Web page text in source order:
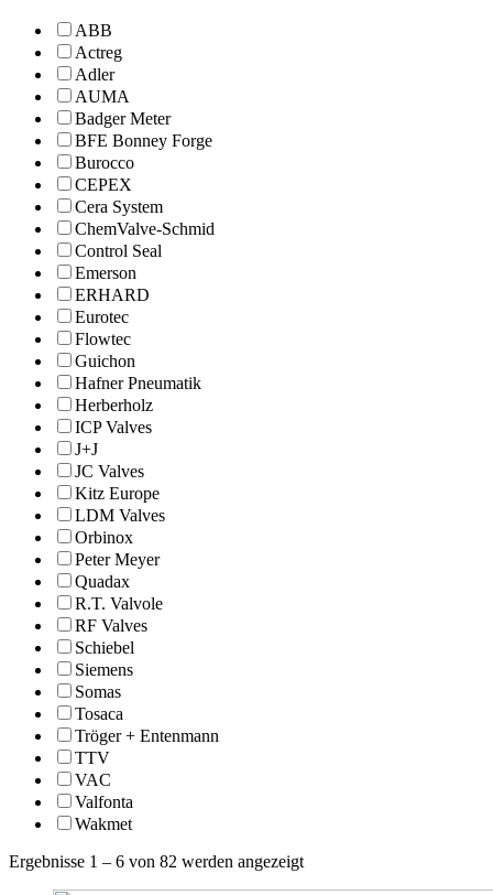
ABB
Actreg
Adler
AUMA
Badger Meter
BFE Bonney Forge
Burocco
CEPEX
Cera System
ChemValve-Schmid
Control Seal
Emerson
ERHARD
Eurotec
Flowtec
Guichon
Hafner Pneumatik
Herberholz
ICP Valves
J+J
JC Valves
Kitz Europe
LDM Valves
Orbinox
Peter Meyer
Quadax
R.T. Valvole
RF Valves
Schiebel
Siemens
Somas
Tosaca
Tröger + Entenmann
TTV
VAC
Valfonta
Wakmet
Ergebnisse 1 – 6 von 82 werden angezeigt